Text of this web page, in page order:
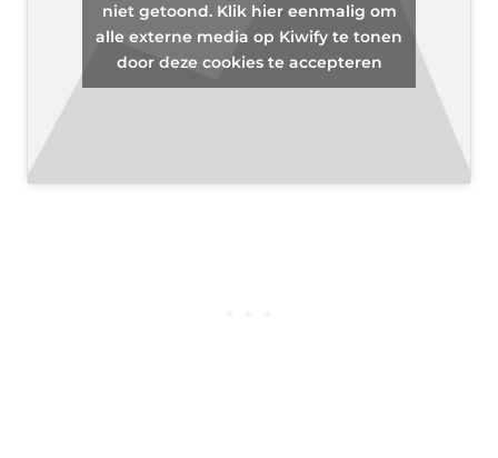
niet getoond. Klik hier eenmalig om
alle externe media op Kiwify te tonen
door deze cookies te accepteren